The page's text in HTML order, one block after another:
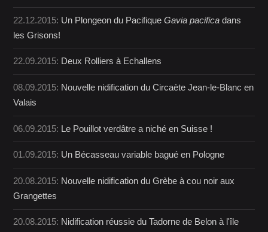
22.12.2015: Un Plongeon du PacifiqueGavia pacifica dans
les Grisons!
22.09.2015: Deux Rolliers à Echallens
08.09.2015: Nouvelle nidification du Circaète Jean-le-Blanc en
Valais
06.09.2015: Le Pouillot verdâtre a niché en Suisse !
01.09.2015: Un Bécasseau variable bagué en Pologne
20.08.2015: Nouvelle nidification du Grèbe à cou noir aux
Grangettes
20.08.2015: Nidification réussie du Tadorne de Belon à l'île